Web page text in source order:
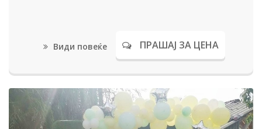
Види повеќе ПРАШАЈ ЗА ЦЕНА